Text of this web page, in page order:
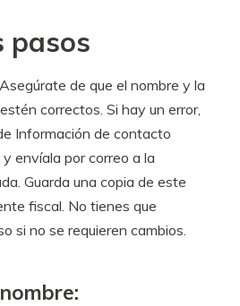
pasos
de que el nombre y la
correctos. Si hay un error,
Información de contacto
envíala por correo a la
Guarda una copia de este
fiscal. No tienes que
si no se requieren cambios.